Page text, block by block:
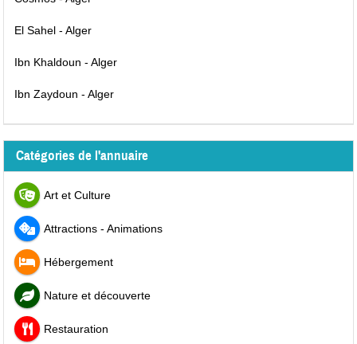
El Sahel - Alger
Ibn Khaldoun - Alger
Ibn Zaydoun - Alger
Catégories de l'annuaire
Art et Culture
Attractions - Animations
Hébergement
Nature et découverte
Restauration